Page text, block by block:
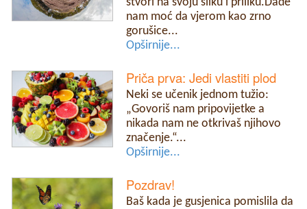
stvori na svoju sliku i priliku.Dade
nam moć da vjerom kao zrno
gorušice...
Opširnije...
Priča prva: Jedi vlastiti plod
Neki se učenik jednom tužio:
„Govoriš nam pripovijetke a
nikada nam ne otkrivaš njihovo
značenje.“...
Opširnije...
Pozdrav!
Baš kada je gusjenica pomislila da